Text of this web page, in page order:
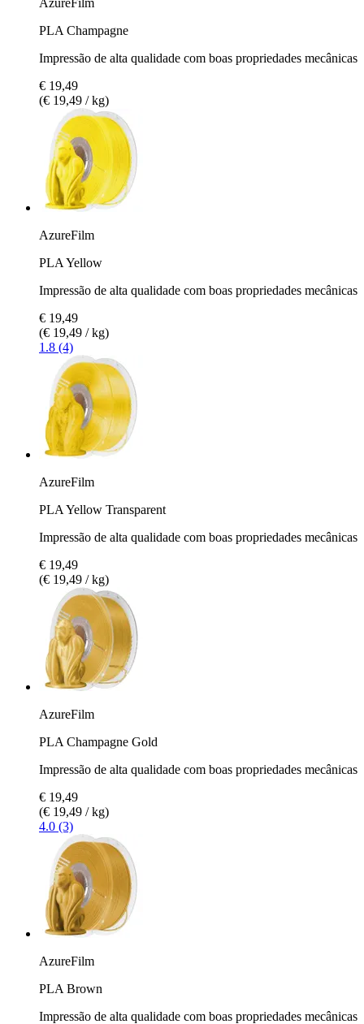
PLA Champagne
Impressão de alta qualidade com boas propriedades mecânicas
€ 19,49
(€ 19,49 / kg)
AzureFilm
PLA Yellow
Impressão de alta qualidade com boas propriedades mecânicas
€ 19,49
(€ 19,49 / kg)
1.8 (4)
AzureFilm
PLA Yellow Transparent
Impressão de alta qualidade com boas propriedades mecânicas
€ 19,49
(€ 19,49 / kg)
AzureFilm
PLA Champagne Gold
Impressão de alta qualidade com boas propriedades mecânicas
€ 19,49
(€ 19,49 / kg)
4.0 (3)
AzureFilm
PLA Brown
Impressão de alta qualidade com boas propriedades mecânicas